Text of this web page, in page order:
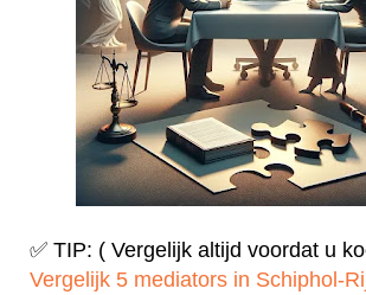
✅ TIP: ( Vergelijk altijd voordat u
Vergelijk 5 mediators in Schiphol-